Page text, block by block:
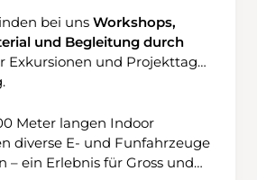
fährt.
bei uns Workshops,
und Begleitung durch
Exkursionen und Projekttage:
.
Meter langen Indoor
diverse E- und Funfahrzeuge
– ein Erlebnis für Gross und